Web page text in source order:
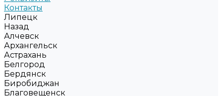
Контакты
Липецк
Назад
Алчевск
Архангельск
Астрахань
Белгород
Бердянск
Биробиджан
Благовещенск